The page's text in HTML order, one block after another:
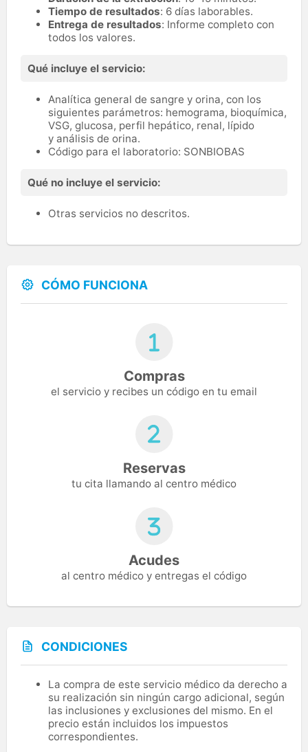
Tiempo de resultados: 6 días laborables.
Entrega de resultados: Informe completo con
todos los valores.
Qué incluye el servicio:
Analítica general de sangre y orina, con los
siguientes parámetros: hemograma, bioquímica,
VSG, glucosa, perfil hepático, renal, lípido
y análisis de orina.
Código para el laboratorio: SONBIOBAS
Qué no incluye el servicio:
Otras servicios no descritos.
CÓMO FUNCIONA
Compras
el servicio y recibes un código en tu email
Reservas
tu cita llamando al centro médico
Acudes
al centro médico y entregas el código
CONDICIONES
La compra de este servicio médico da derecho a
su realización sin ningún cargo adicional, según
las inclusiones y exclusiones del mismo. En el
precio están incluidos los impuestos
correspondientes.